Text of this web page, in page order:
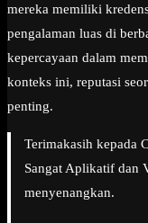
mereka memiliki
pengalaman luas di
kepercayaan dalam
konteks ini, reputasi
penting.
Terimakasih kepada
Sangat Aplikatif dan
menyenangkan.